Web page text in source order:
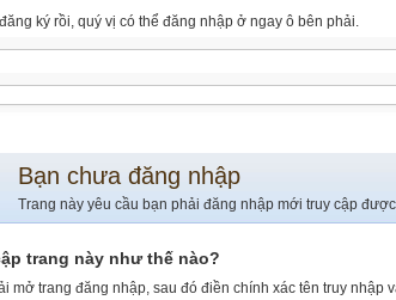
ký rồi, quý vị có thể đăng nhập ở ngay ô bên phải.
Bạn chưa đăng nhập
Trang này yêu cầu bạn phải đăng nhập mới truy cập
trang này như thế nào?
mở trang đăng nhập, sau đó điền chính xác tên truy nhập